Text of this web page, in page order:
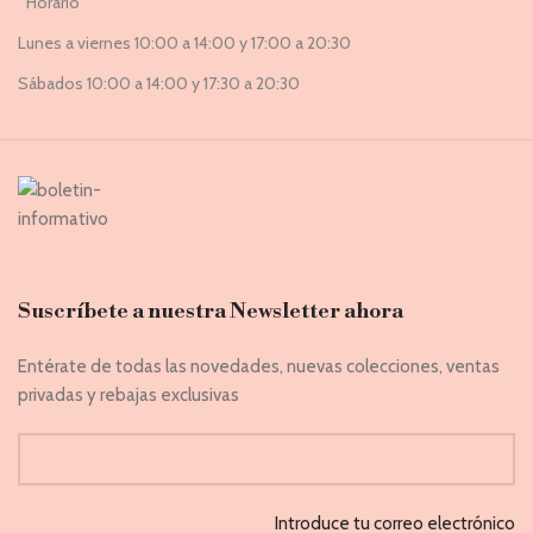
Lunes a viernes 10:00 a 14:00 y 17:00 a 20:30
Sábados 10:00 a 14:00 y 17:30 a 20:30
Suscríbete a nuestra Newsletter ahora
Entérate de todas las novedades, nuevas colecciones, ventas
privadas y rebajas exclusivas
Introduce tu correo electrónico